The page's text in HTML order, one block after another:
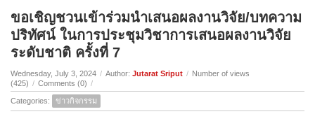
ขอเชิญชวนเข้าร่วมนำเสนอผลงานวิจัย/บทความ
ปริทัศน์ ในการประชุมวิชาการเสนอผลงานวิจัย
ระดับชาติ ครั้งที่ 7
Wednesday, July 3, 2024 / Author: Jutarat Sriput / Number of views
(425) / Comments (0) /
Categories: ข่าวกิจกรรม